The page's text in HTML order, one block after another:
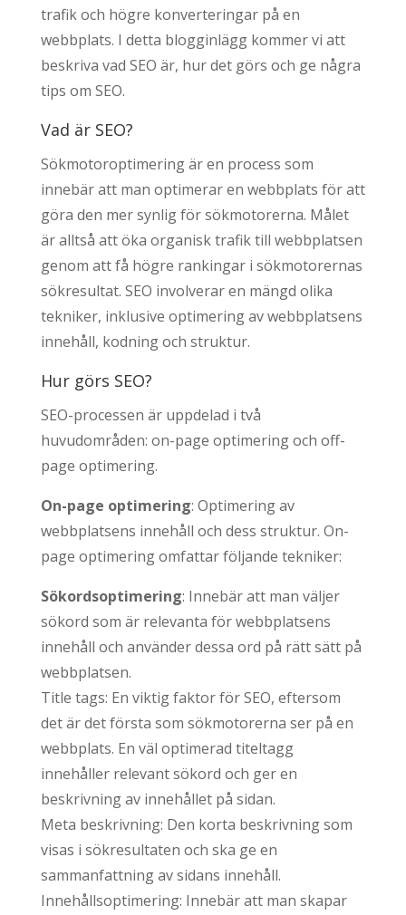
trafik och högre konverteringar på en
webbplats. I detta blogginlägg kommer vi att
beskriva vad SEO är, hur det görs och ge några
tips om SEO.
Vad är SEO?
Sökmotoroptimering är en process som
innebär att man optimerar en webbplats för att
göra den mer synlig för sökmotorerna. Målet
är alltså att öka organisk trafik till webbplatsen
genom att få högre rankingar i sökmotorernas
sökresultat. SEO involverar en mängd olika
tekniker, inklusive optimering av webbplatsens
innehåll, kodning och struktur.
Hur görs SEO?
SEO-processen är uppdelad i två
huvudområden: on-page optimering och off-
page optimering.
On-page optimering: Optimering av
webbplatsens innehåll och dess struktur. On-
page optimering omfattar följande tekniker:
Sökordsoptimering: Innebär att man väljer
sökord som är relevanta för webbplatsens
innehåll och använder dessa ord på rätt sätt på
webbplatsen.
Title tags: En viktig faktor för SEO, eftersom
det är det första som sökmotorerna ser på en
webbplats. En väl optimerad titeltagg
innehåller relevant sökord och ger en
beskrivning av innehållet på sidan.
Meta beskrivning: Den korta beskrivning som
visas i sökresultaten och ska ge en
sammanfattning av sidans innehåll.
Innehållsoptimering: Innebär att man skapar